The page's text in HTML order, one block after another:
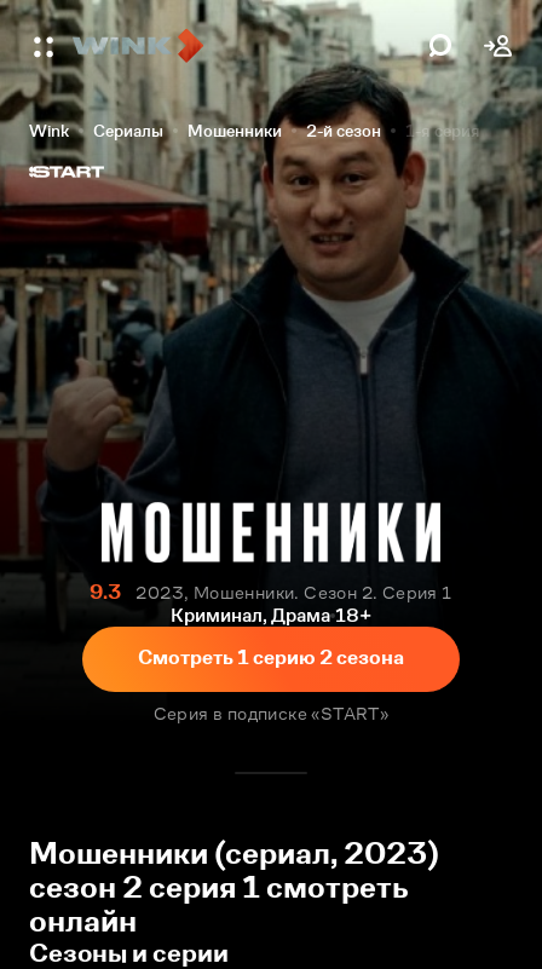
Wink Сериалы Мошенники 2-й сезон 1-я серия
9.3
2023, Мошенники. Сезон 2. Серия 1
Криминал, Драма 18+
Смотреть 1 серию 2 сезона
Серия в подписке «START»
Мошенники (сериал, 2023)
сезон 2 серия 1 смотреть
онлайн
Сезоны и серии